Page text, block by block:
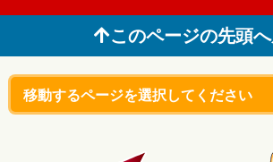
このページの先頭